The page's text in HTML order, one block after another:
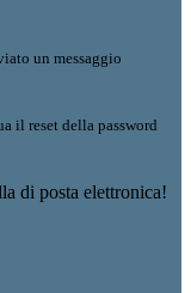
un messaggio
il reset della password
di posta elettronica!